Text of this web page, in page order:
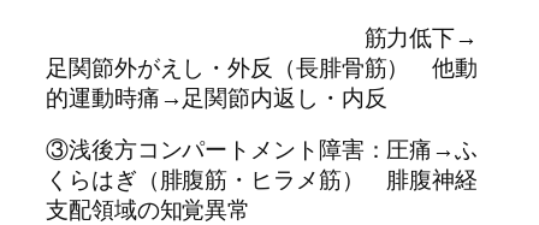
筋力低下→
足関節外がえし・外反（長腓骨筋） 他動
的運動時痛→足関節内返し・内反
③浅後方コンパートメント障害：圧痛→ふ
くらはぎ（腓腹筋・ヒラメ筋） 腓腹神経
支配領域の知覚異常